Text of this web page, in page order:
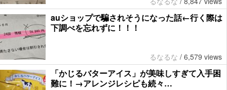
auショップで騙されそうになった話←行く際は
下調べを忘れずに！！！
るなるな / 6,579 views
「かじるバターアイス」が美味しすぎて入手困
難に！→アレンジレシピも続々…